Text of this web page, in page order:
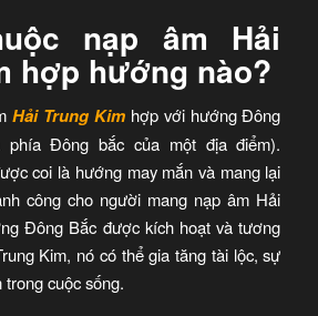
nạp âm Hải
hợp hướng nào?
Hải Trung Kimhợp với hướng Đông
Đông bắc của một địa điểm).
coi là hướng may mắn và mang lại
công cho người mang nạp âm Hải
Đông Bắc được kích hoạt và tương
Kim, nó có thể gia tăng tài lộc, sự
trong cuộc sống.